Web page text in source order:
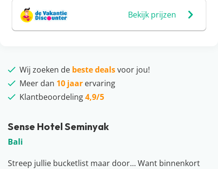
Sense Hotel Seminyak
Bali
Streep jullie bucketlist maar door… Want binnenkort
Bekijk prijzen
Wij zoeken de beste dealsvoor jou!
Meer dan 10 jaar ervaring
Klantbeoordeling4,9/5